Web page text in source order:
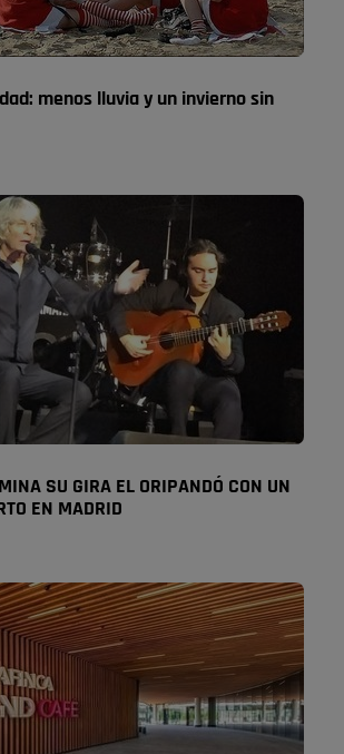
menos lluvia y un invierno sin
SU GIRA EL ORIPANDÓ CON UN
EN MADRID